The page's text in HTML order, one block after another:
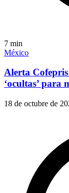
7 min
México
Alerta
‘ocultas’ para
18 de octubre de